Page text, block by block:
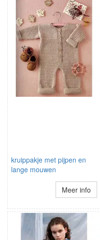
kruippakje met pijpen en
lange mouwen
Meer info